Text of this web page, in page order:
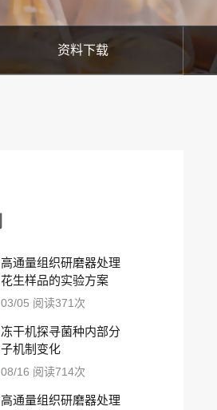
资料下载
高通量组织研磨器处理
花生样品的实验方案
03/05 阅读371次
冻干机探寻菌种内部分
子机制变化
08/16 阅读714次
高通量组织研磨器处理